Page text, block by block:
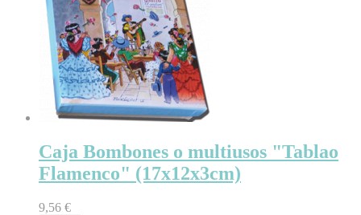
Caja Bombones o multiusos "Tablao
Flamenco" (17x12x3cm)
9,56 €